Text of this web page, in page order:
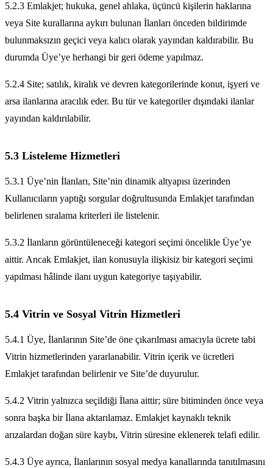
5.2.3 Emlakjet; hukuka, genel ahlaka, üçüncü kişilerin haklarına
veya Site kurallarına aykırı bulunan İlanları önceden bildirimde
bulunmaksızın geçici veya kalıcı olarak yayından kaldırabilir. Bu
durumda Üye’ye herhangi bir geri ödeme yapılmaz.
5.2.4 Site; satılık, kiralık ve devren kategorilerinde konut, işyeri ve
arsa ilanlarına aracılık eder. Bu tür ve kategoriler dışındaki ilanlar
yayından kaldırılabilir.
5.3 Listeleme Hizmetleri
5.3.1 Üye’nin İlanları, Site’nin dinamik altyapısı üzerinden
Kullanıcıların yaptığı sorgular doğrultusunda Emlakjet tarafından
belirlenen sıralama kriterleri ile listelenir.
5.3.2 İlanların görüntüleneceği kategori seçimi öncelikle Üye’ye
aittir. Ancak Emlakjet, ilan konusuyla ilişkisiz bir kategori seçimi
yapılması hâlinde ilanı uygun kategoriye taşıyabilir.
5.4 Vitrin ve Sosyal Vitrin Hizmetleri
5.4.1 Üye, İlanlarının Site’de öne çıkarılması amacıyla ücrete tabi
Vitrin hizmetlerinden yararlanabilir. Vitrin içerik ve ücretleri
Emlakjet tarafından belirlenir ve Site’de duyurulur.
5.4.2 Vitrin yalnızca seçildiği İlana aittir; süre bitiminden önce veya
sonra başka bir İlana aktarılamaz. Emlakjet kaynaklı teknik
arızalardan doğan süre kaybı, Vitrin süresine eklenerek telafi edilir.
5.4.3 Üye ayrıca, İlanlarının sosyal medya kanallarında tanıtılmasını